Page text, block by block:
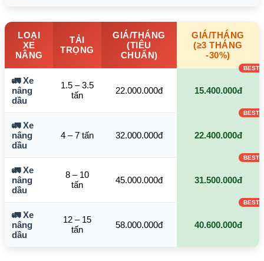
LOẠI
XE
NÂNG
TẢI
TRỌNG
GIÁ/THÁNG
(TIÊU
CHUẨN)
GIÁ/THÁNG
(≥3 THÁNG
-30%)
🚛 Xe
nâng
dầu
1.5 – 3.5
tấn
22.000.000đ 15.400.000đ
🚛 Xe
nâng
dầu
4 – 7 tấn 32.000.000đ 22.400.000đ
🚛 Xe
nâng
dầu
8 – 10
tấn
45.000.000đ 31.500.000đ
🚛 Xe
nâng
dầu
12 – 15
tấn
58.000.000đ 40.600.000đ